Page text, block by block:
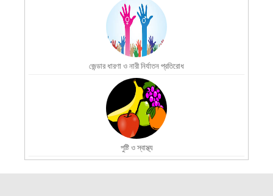
জেন্ডার ধারণা ও নারী নির্যাতন প্রতিরোধ
পুষ্টি ও স্বাস্থ্য